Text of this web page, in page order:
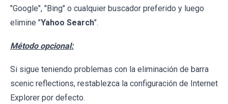
"Google", "Bing" o cualquier buscador preferido y luego
elimine "Yahoo Search".
Método opcional:
Si sigue teniendo problemas con la eliminación de barra
scenic reflections, restablezca la configuración de Internet
Explorer por defecto.